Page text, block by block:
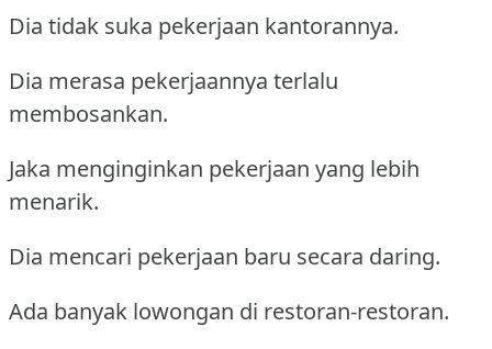
Dia tidak suka pekerjaan kantorannya.
Dia merasa pekerjaannya terlalu
membosankan.
Jaka menginginkan pekerjaan yang lebih
menarik.
Dia mencari pekerjaan baru secara daring.
Ada banyak lowongan di restoran-restoran.